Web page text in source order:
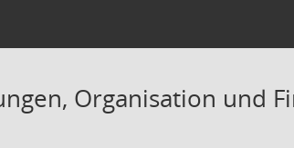
Organisation und